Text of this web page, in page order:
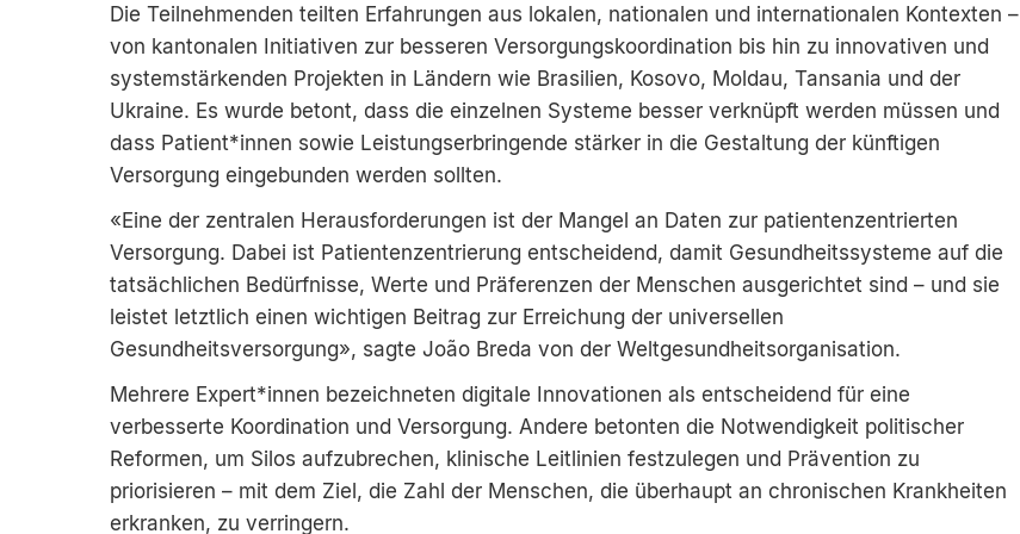
Die Teilnehmenden teilten Erfahrungen aus lokalen, nationalen und internationalen Kontexten –
von kantonalen Initiativen zur besseren Versorgungskoordination bis hin zu innovativen und
systemstärkenden Projekten in Ländern wie Brasilien, Kosovo, Moldau, Tansania und der
Ukraine. Es wurde betont, dass die einzelnen Systeme besser verknüpft werden müssen und
dass Patient*innen sowie Leistungserbringende stärker in die Gestaltung der künftigen
Versorgung eingebunden werden sollten.
«Eine der zentralen Herausforderungen ist der Mangel an Daten zur patientenzentrierten
Versorgung. Dabei ist Patientenzentrierung entscheidend, damit Gesundheitssysteme auf die
tatsächlichen Bedürfnisse, Werte und Präferenzen der Menschen ausgerichtet sind – und sie
leistet letztlich einen wichtigen Beitrag zur Erreichung der universellen
Gesundheitsversorgung», sagte João Breda von der Weltgesundheitsorganisation.
Mehrere Expert*innen bezeichneten digitale Innovationen als entscheidend für eine
verbesserte Koordination und Versorgung. Andere betonten die Notwendigkeit politischer
Reformen, um Silos aufzubrechen, klinische Leitlinien festzulegen und Prävention zu
priorisieren – mit dem Ziel, die Zahl der Menschen, die überhaupt an chronischen Krankheiten
erkranken, zu verringern.